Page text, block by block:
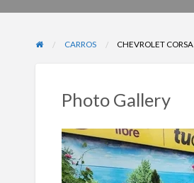
CARROS CHEVROLET CORSA
Photo Gallery